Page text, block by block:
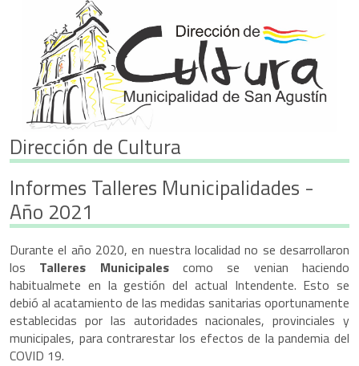
Dirección de Cultura
Informes Talleres Municipalidades -
Año 2021
Durante el año 2020, en nuestra localidad no se desarrollaron
los Talleres Municipalescomo se venian haciendo
habitualmete en la gestión del actual Intendente. Esto se
debió al acatamiento de las medidas sanitarias oportunamente
establecidas por las autoridades nacionales, provinciales y
municipales, para contrarestar los efectos de la pandemia del
COVID 19.